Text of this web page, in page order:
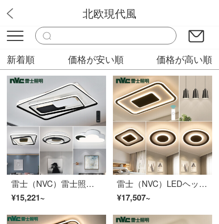
ピカピカ照明
北欧現代風
新着順 価格が安い順 価格が高い順
雷士（NVC）雷士照明led客間灯寝室灯部屋吸天井灯北欧創意灯饰セット三室一室
¥15,221~
雷士（NVC）LEDヘッドランプリビングランプ長方形照明器具セットの幾何階建て光透過設計北欧超薄寝室ランプ三室二室セット
¥17,507~